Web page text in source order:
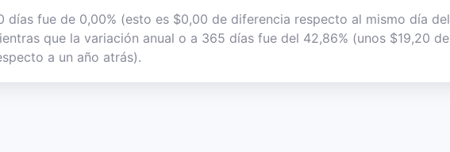
días fue de 0,00% (esto es $0,00 de diferencia respecto al mismo día del
que la variación anual o a 365 días fue del 42,86% (unos $19,20 de
a un año atrás).